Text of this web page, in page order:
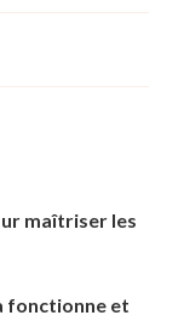
maîtriser les
fonctionne et